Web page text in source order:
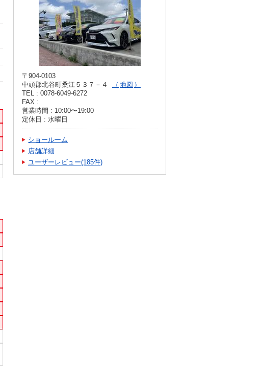
〒904-0103
中頭郡北谷町桑江５３７－４
地図
TEL : 0078-6049-6272
FAX :
営業時間 : 10:00〜19:00
定休日 : 水曜日
ショールーム
店舗詳細
ユーザーレビュー(185件)